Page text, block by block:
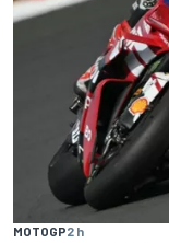
MOTOGP2 h